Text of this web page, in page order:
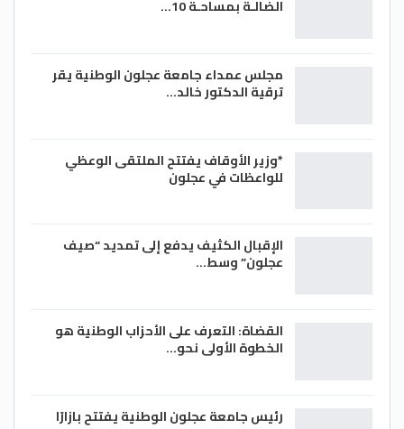
الضالـة بمساحـة 10…
مجلس عمداء جامعة عجلون الوطنية يقر
ترقية الدكتور خالد…
*وزير الأوقاف يفتتح الملتقى الوعظي
للواعظات في عجلون
الإقبال الكثيف يدفع إلى تمديد “صيف
عجلون” وسط…
القضاة: التعرف على الأحزاب الوطنية هو
الخطوة الأولى نحو…
رئيس جامعة عجلون الوطنية يفتتح بازارًا